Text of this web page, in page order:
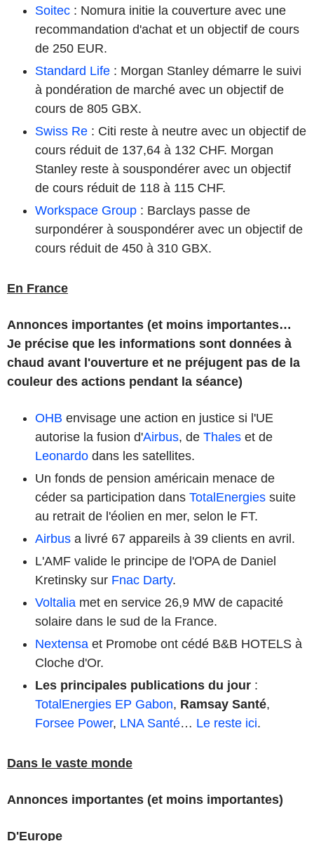
Soitec : Nomura initie la couverture avec une
recommandation d'achat et un objectif de cours
de 250 EUR.
Standard Life : Morgan Stanley démarre le suivi
à pondération de marché avec un objectif de
cours de 805 GBX.
Swiss Re : Citi reste à neutre avec un objectif de
cours réduit de 137,64 à 132 CHF. Morgan
Stanley reste à souspondérer avec un objectif
de cours réduit de 118 à 115 CHF.
Workspace Group : Barclays passe de
surpondérer à souspondérer avec un objectif de
cours réduit de 450 à 310 GBX.
En France
Annonces importantes (et moins importantes…
Je précise que les informations sont données à
chaud avant l'ouverture et ne préjugent pas de la
couleur des actions pendant la séance)
OHB envisage une action en justice si l'UE
autorise la fusion d'Airbus, de Thales et de
Leonardo dans les satellites.
Un fonds de pension américain menace de
céder sa participation dans TotalEnergies suite
au retrait de l'éolien en mer, selon le FT.
Airbus a livré 67 appareils à 39 clients en avril.
L'AMF valide le principe de l'OPA de Daniel
Kretinsky sur Fnac Darty.
Voltalia met en service 26,9 MW de capacité
solaire dans le sud de la France.
Nextensa et Promobe ont cédé B&B HOTELS à
Cloche d'Or.
Les principales publications du jour :
TotalEnergies EP Gabon, Ramsay Santé,
Forsee Power, LNA Santé… Le reste ici.
Dans le vaste monde
Annonces importantes (et moins importantes)
D'Europe